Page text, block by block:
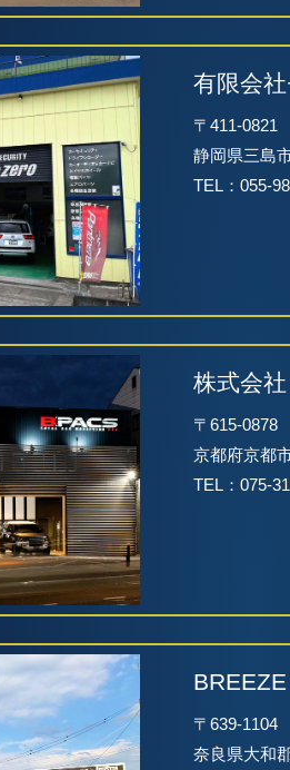
有限会社
〒411-0821
静岡県三島
TEL：055-
株式会
〒615-0878
京都府京都
TEL：075-
BREEZE
〒639-1104
奈良県大和